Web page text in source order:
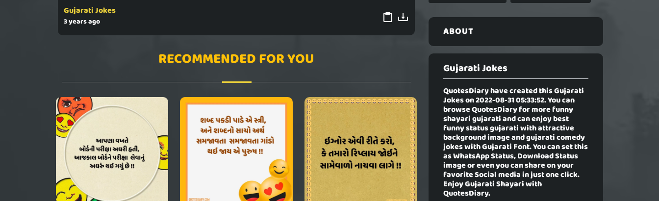
Gujarati Jokes
3 years ago
RECOMMENDED FOR YOU
ABOUT
Gujarati Jokes
QuotesDiary have created thisGujarati
Jokeson 2022-08-31 05:33:52. You can
browse QuotesDiary for more funny
shayari gujarati and can enjoy best
funny status gujarati with attractive
background image and gujarati comedy
jokes with Gujarati Font. You can set this
as WhatsApp Status, Download Status
image or even you can share on your
favorite Social media in just one click.
Enjoy Gujarati Shayari with
QuotesDiary.